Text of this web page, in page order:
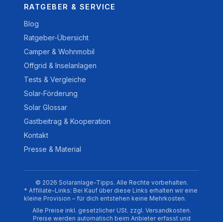
RATGEBER & SERVICE
Blog
Ratgeber-Übersicht
Camper & Wohnmobil
Offgrid & Inselanlagen
Tests & Vergleiche
Solar-Förderung
Solar Glossar
Gastbeitrag & Kooperation
Kontakt
Presse & Material
© 2026 Solaranlage-Tipps. Alle Rechte vorbehalten.
* Affiliate-Links: Bei Kauf über diese Links erhalten wir eine
kleine Provision – für dich entstehen keine Mehrkosten.
Alle Preise inkl. gesetzlicher USt. zzgl. Versandkosten.
Preise werden automatisch beim Anbieter erfasst und